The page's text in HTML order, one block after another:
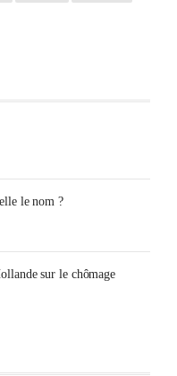
le nom ?
sur le chômage